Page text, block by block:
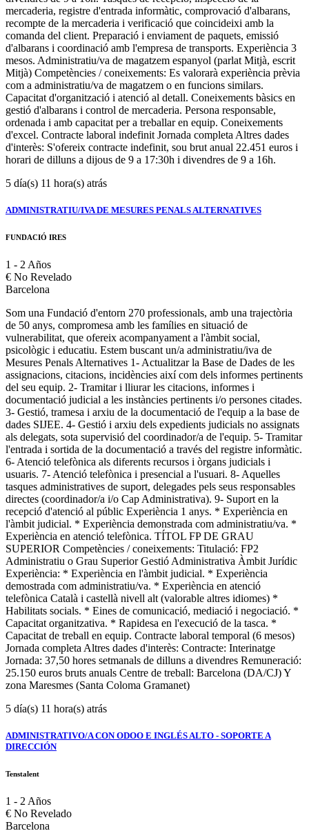
mercaderia, registre d'entrada informàtic, comprovació d'albarans,
recompte de la mercaderia i verificació que coincideixi amb la
comanda del client. Preparació i enviament de paquets, emissió
d'albarans i coordinació amb l'empresa de transports. Experiència 3
mesos. Administratiu/va de magatzem espanyol (parlat Mitjà, escrit
Mitjà) Competències / coneixements: Es valorarà experiència prèvia
com a administratiu/va de magatzem o en funcions similars.
Capacitat d'organització i atenció al detall. Coneixements bàsics en
gestió d'albarans i control de mercaderia. Persona responsable,
ordenada i amb capacitat per a treballar en equip. Coneixements
d'excel. Contracte laboral indefinit Jornada completa Altres dades
d'interès: S'ofereix contracte indefinit, sou brut anual 22.451 euros i
horari de dilluns a dijous de 9 a 17:30h i divendres de 9 a 16h.
5 día(s) 11 hora(s) atrás
ADMINISTRATIU/IVA DE MESURES PENALS ALTERNATIVES
FUNDACIÓ IRES
1 - 2 Años
€ No Revelado
Barcelona
Som una Fundació d'entorn 270 professionals, amb una trajectòria
de 50 anys, compromesa amb les famílies en situació de
vulnerabilitat, que ofereix acompanyament a l'àmbit social,
psicològic i educatiu. Estem buscant un/a administratiu/iva de
Mesures Penals Alternatives 1- Actualitzar la Base de Dades de les
assignacions, citacions, incidències així com dels informes pertinents
del seu equip. 2- Tramitar i lliurar les citacions, informes i
documentació judicial a les instàncies pertinents i/o persones citades.
3- Gestió, tramesa i arxiu de la documentació de l'equip a la base de
dades SIJEE. 4- Gestió i arxiu dels expedients judicials no assignats
als delegats, sota supervisió del coordinador/a de l'equip. 5- Tramitar
l'entrada i sortida de la documentació a través del registre informàtic.
6- Atenció telefònica als diferents recursos i òrgans judicials i
usuaris. 7- Atenció telefònica i presencial a l'usuari. 8- Aquelles
tasques administratives de suport, delegades pels seus responsables
directes (coordinador/a i/o Cap Administrativa). 9- Suport en la
recepció d'atenció al públic Experiència 1 anys. * Experiència en
l'àmbit judicial. * Experiència demonstrada com administratiu/va. *
Experiència en atenció telefònica. TÍTOL FP DE GRAU
SUPERIOR Competències / coneixements: Titulació: FP2
Administratiu o Grau Superior Gestió Administrativa Àmbit Jurídic
Experiència: * Experiència en l'àmbit judicial. * Experiència
demostrada com administratiu/va. * Experiència en atenció
telefònica Català i castellà nivell alt (valorable altres idiomes) *
Habilitats socials. * Eines de comunicació, mediació i negociació. *
Capacitat organitzativa. * Rapidesa en l'execució de la tasca. *
Capacitat de treball en equip. Contracte laboral temporal (6 mesos)
Jornada completa Altres dades d'interès: Contracte: Interinatge
Jornada: 37,50 hores setmanals de dilluns a divendres Remuneració:
25.150 euros bruts anuals Centre de treball: Barcelona (DA/CJ) Y
zona Maresmes (Santa Coloma Gramanet)
5 día(s) 11 hora(s) atrás
ADMINISTRATIVO/A CON ODOO E INGLÉS ALTO - SOPORTE A
DIRECCIÓN
Tenstalent
1 - 2 Años
€ No Revelado
Barcelona